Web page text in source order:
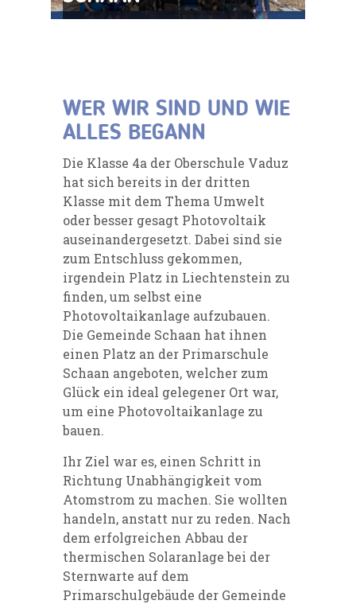
WER WIR SIND UND WIE
ALLES BEGANN
Die Klasse 4a der Oberschule Vaduz
hat sich bereits in der dritten
Klasse mit dem Thema Umwelt
oder besser gesagt Photovoltaik
auseinandergesetzt. Dabei sind sie
zum Entschluss gekommen,
irgendein Platz in Liechtenstein zu
finden, um selbst eine
Photovoltaikanlage aufzubauen.
Die Gemeinde Schaan hat ihnen
einen Platz an der Primarschule
Schaan angeboten, welcher zum
Glück ein ideal gelegener Ort war,
um eine Photovoltaikanlage zu
bauen.
Ihr Ziel war es, einen Schritt in
Richtung Unabhängigkeit vom
Atomstrom zu machen. Sie wollten
handeln, anstatt nur zu reden. Nach
dem erfolgreichen Abbau der
thermischen Solaranlage bei der
Sternwarte auf dem
Primarschulgebäude der Gemeinde